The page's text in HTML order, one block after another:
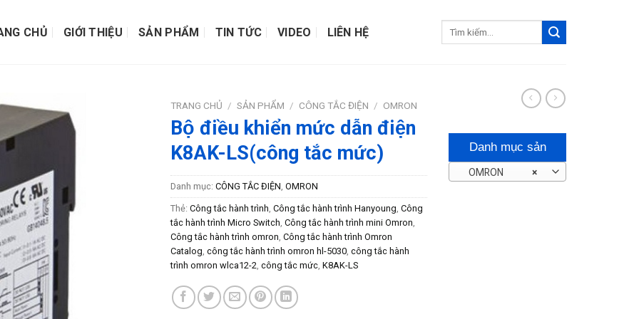
CHỦ GIỚI THIỆU SẢN PHẨM TIN TỨC VIDEO LIÊN HỆ
TRANG CHỦ / SẢN PHẨM / CÔNG TẮC ĐIỆN / OMRON
Bộ điều khiển mức dẫn điện
K8AK-LS(công tắc mức)
Danh mục: CÔNG TẮC ĐIỆN, OMRON
Thẻ: Công tắc hành trình, Công tắc hành trình Hanyoung, Công
tắc hành trình Micro Switch, Công tắc hành trình mini Omron,
Công tắc hành trình omron, Công tắc hành trình Omron
Catalog, công tắc hành trình omron hl-5030, công tắc hành
trình omron wlca12-2, công tắc mức, K8AK-LS
Danh mục sản
phẩm ×
OMRON